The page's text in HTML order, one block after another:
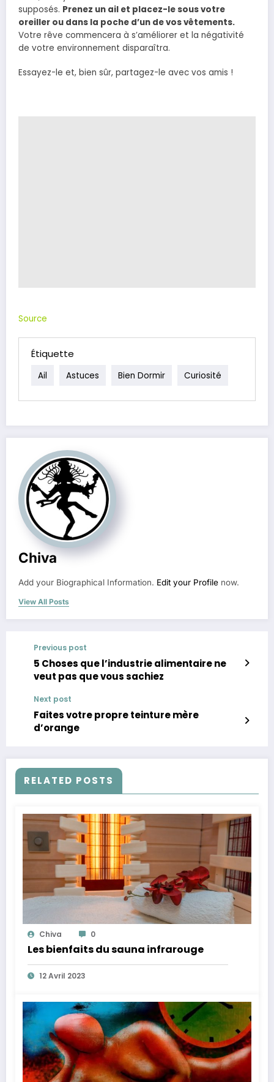
supposés. Prenez un ail et placez-le sous votre
oreiller ou dans la poche d’un de vos vêtements.
Votre rêve commencera à s’améliorer et la négativité
de votre environnement disparaîtra.
Essayez-le et, bien sûr, partagez-le avec vos amis !
Source
Étiquette
Ail Astuces Bien Dormir Curiosité
Chiva
Add your Biographical Information. Edit your Profile now.
View All Posts
Previous post
5 Choses que l’industrie alimentaire ne
veut pas que vous sachiez
Next post
Faites votre propre teinture mère
d’orange
RELATED POSTS
Chiva 0
Les bienfaits du sauna infrarouge
12 Avril 2023